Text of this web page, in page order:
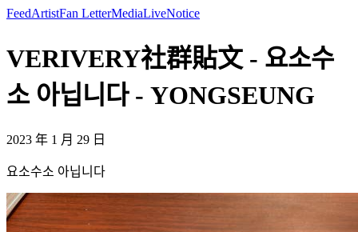
FeedArtistFan LetterMediaLiveNotice
VERIVERY社群貼文 - 요소수
소 아닙니다 - YONGSEUNG
2023 年 1 月 29 日
요소수소 아닙니다